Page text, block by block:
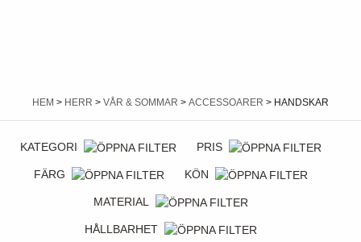
HEM > HERR > VÅR & SOMMAR > ACCESSOARER > HANDSKAR
KATEGORI PRIS
FÄRG KÖN
MATERIAL
HÅLLBARHET